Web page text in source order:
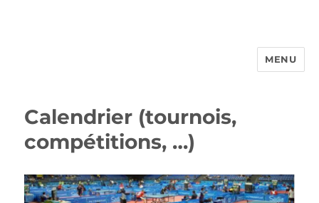
MENU
Calendrier (tournois,
compétitions, …)